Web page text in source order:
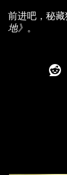
前进吧，秘
地》 。